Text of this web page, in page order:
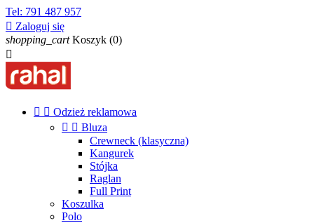
Tel: 791 487 957
 Zaloguj się
shopping_cart Koszyk (0)

  Odzież reklamowa
  Bluza
Crewneck (klasyczna)
Kangurek
Stójka
Raglan
Full Print
Koszulka
Polo